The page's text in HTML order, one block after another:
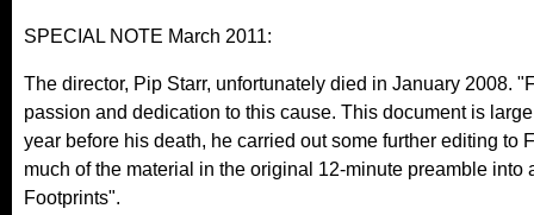
SPECIAL NOTE March 2011:
The director, Pip Starr, unfortunately died in January 2008.
passion and dedication to this cause. This document is
year before his death, he carried out some further editing to
much of the material in the original 12-minute preamble
Footprints".